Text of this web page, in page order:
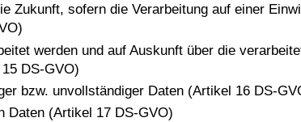
Zukunft, sofern die Verarbeitung auf einer
werden und auf Auskunft über die
DS-GVO)
bzw. unvollständiger Daten (Artikel 16 DS-
Daten (Artikel 17 DS-GVO)